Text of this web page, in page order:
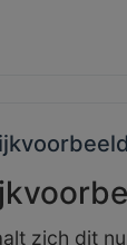
zich dit